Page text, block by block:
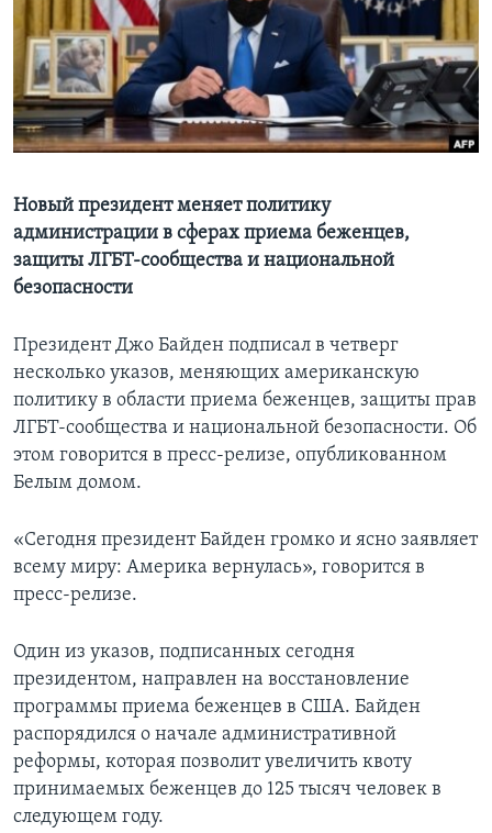
Learning English
СОЦИАЛЬНЫЕ СЕТИ
Языки
Новый президент меняет политику
администрации в сферах приема беженцев,
защиты ЛГБТ-сообщества и национальной
безопасности
Президент Джо Байден подписал в четверг
несколько указов, меняющих американскую
политику в области приема беженцев, защиты прав
ЛГБТ-сообщества и национальной безопасности. Об
этом говорится в пресс-релизе, опубликованном
Белым домом.
«Сегодня президент Байден громко и ясно заявляет
всему миру: Америка вернулась», говорится в
пресс-релизе.
Один из указов, подписанных сегодня
президентом, направлен на восстановление
программы приема беженцев в США. Байден
распорядился о начале административной
реформы, которая позволит увеличить квоту
принимаемых беженцев до 125 тысяч человек в
следующем году.